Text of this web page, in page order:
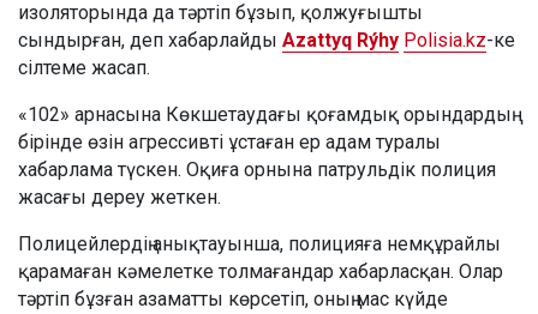
изоляторында да тәртіп бұзып, қолжуғышты
сындырған, деп хабарлайды Azattyq Rýhy Polisia.kz-ке
сілтеме жасап.
«102» арнасына Көкшетаудағы қоғамдық орындардың
бірінде өзін агрессивті ұстаған ер адам туралы
хабарлама түскен. Оқиға орнына патрульдік полиция
жасағы дереу жеткен.
Полицейлердің анықтауынша, полицияға немқұрайлы
қарамаған кәмелетке толмағандар хабарласқан. Олар
тәртіп бұзған азаматты көрсетіп, оның мас күйде